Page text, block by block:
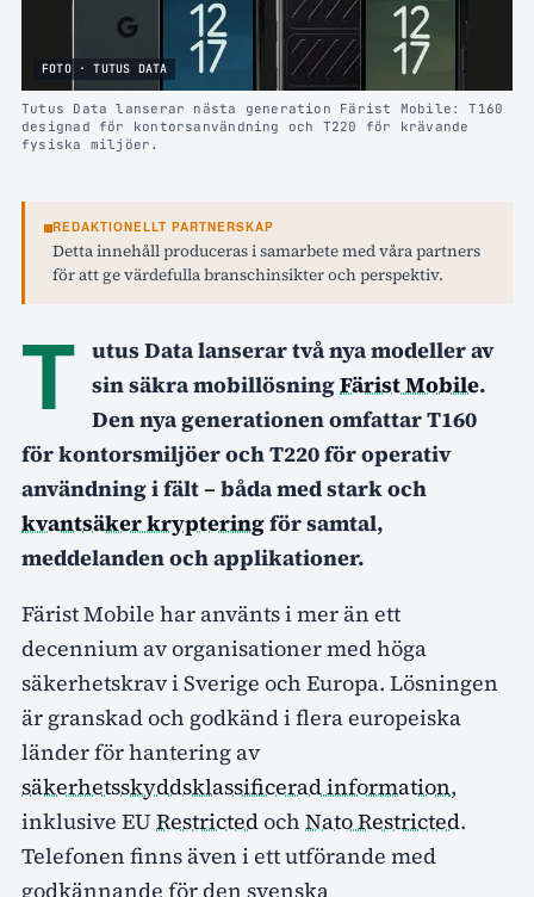
FOTO · TUTUS DATA
Tutus Data lanserar nästa generation Färist Mobile: T160
designad för kontorsanvändning och T220 för krävande
fysiska miljöer.
REDAKTIONELLT PARTNERSKAP
Detta innehåll produceras i samarbete med våra partners
för att ge värdefulla branschinsikter och perspektiv.
T utus Data lanserar två nya modeller av
sin säkra mobillösningFärist Mobile.
Den nya generationen omfattar T160
för kontorsmiljöer och T220 för operativ
användning i fält – båda med stark och
kvantsäker krypteringför samtal,
meddelanden och applikationer.
Färist Mobile har använts i mer än ett
decennium av organisationer med höga
säkerhetskrav i Sverige och Europa. Lösningen
är granskad och godkänd i flera europeiska
länder för hantering av
säkerhetsskyddsklassificerad information,
inklusive EURestrictedoch Nato Restricted.
Telefonen finns även i ett utförande med
godkännande för den svenska